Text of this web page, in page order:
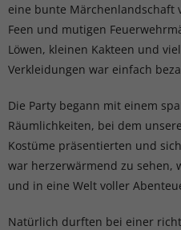
eine bunte Märchenlandschaft
Feen und mutigen
Löwen, kleinen Kakteen und
Verkleidungen war einfach
Die Party begann mit einem
Räumlichkeiten, bei dem
Kostüme präsentierten und
war herzerwärmend zu sehen,
und in eine Welt voller
Natürlich durften bei einer